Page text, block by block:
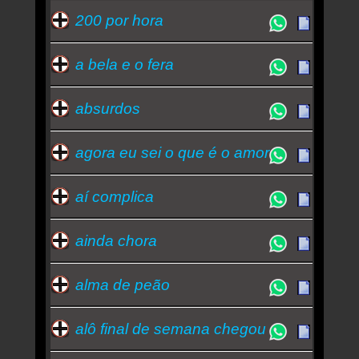
200 por hora
a bela e o fera
absurdos
agora eu sei o que é o amor
aí complica
ainda chora
alma de peão
alô final de semana chegou